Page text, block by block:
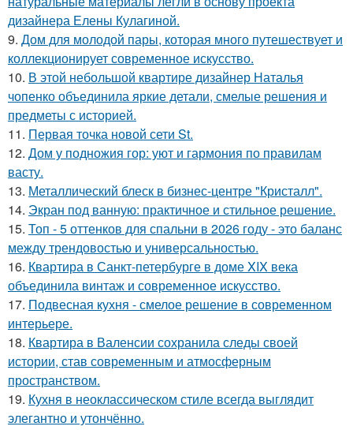
дизайнера Елены Кулагиной.
9. Дом для молодой пары, которая много путешествует и
коллекционирует современное искусство.
10. В этой небольшой квартире дизайнер Наталья
чопенко объединила яркие детали, смелые решения и
предметы с историей.
11. Первая точка новой сети St.
12. Дом у подножия гор: уют и гармония по правилам
васту.
13. Металлический блеск в бизнес-центре "Кристалл".
14. Экран под ванную: практичное и стильное решение.
15. Топ - 5 оттенков для спальни в 2026 году - это баланс
между трендовостью и универсальностью.
16. Квартира в Санкт-петербурге в доме XIX века
объединила винтаж и современное искусство.
17. Подвесная кухня - смелое решение в современном
интерьере.
18. Квартира в Валенсии сохранила следы своей
истории, став современным и атмосферным
пространством.
19. Кухня в неоклассическом стиле всегда выглядит
элегантно и утончённо.